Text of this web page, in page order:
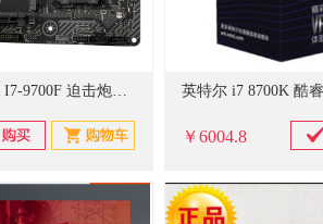
微星 B360M MORTAR I7-9700F 迫击炮主板+英特尔i7-9700F 酷睿八核盒装CPU处理器 黑色（单位：块）
￥6004.8